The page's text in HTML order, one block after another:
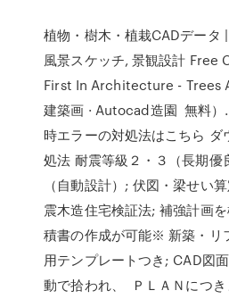
植物・樹木・植栽CADデータ
風景スケッチ, 景観設計 Free
First In Architecture - Trees
建築画 · Autocad造園 無料）
時エラーの対処法はこちら ダ
処法 耐震等級２・３（長期優
（自動設計）; 伏図・梁せい
震木造住宅検証法; 補強計画
積書の作成が可能※ 新築・リ
用テンプレートつき; CAD図
動で拾われ、 ＰＬＡＮにつ